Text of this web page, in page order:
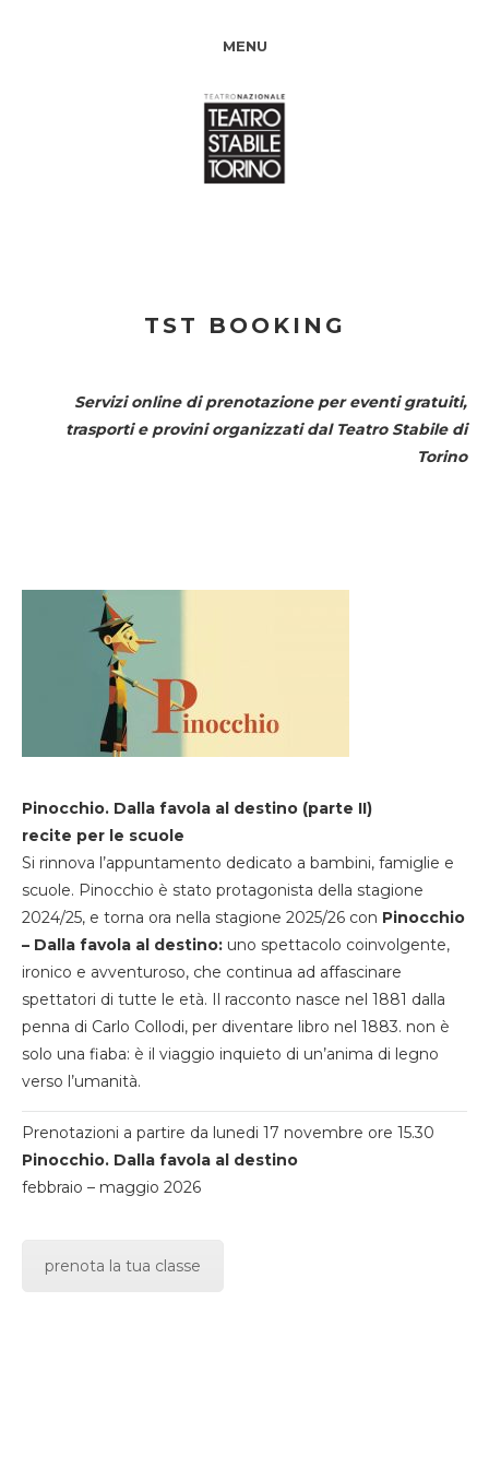
MENU
TST BOOKING
Servizi online di prenotazione per eventi gratuiti,
trasporti e provini organizzati dal Teatro Stabile di
Torino
Pinocchio. Dalla favola al destino (parte II)
recite per le scuole
Si rinnova l’appuntamento dedicato a bambini, famiglie e
scuole. Pinocchio è stato protagonista della stagione
2024/25, e torna ora nella stagione 2025/26 con Pinocchio
– Dalla favola al destino: uno spettacolo coinvolgente,
ironico e avventuroso, che continua ad affascinare
spettatori di tutte le età. Il racconto nasce nel 1881 dalla
penna di Carlo Collodi, per diventare libro nel 1883. non è
solo una fiaba: è il viaggio inquieto di un’anima di legno
verso l’umanità.
Prenotazioni a partire da lunedi 17 novembre ore 15.30
Pinocchio. Dalla favola al destino
febbraio – maggio 2026
prenota la tua classe